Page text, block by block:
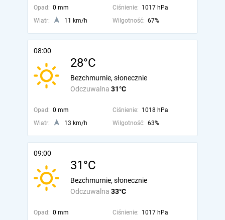
Opad: 0 mm Ciśnienie: 1017 hPa
Wiatr:
11 km/h Wilgotność: 67%
08:00
28°C
Odczuwalna 31°C
Bezchmurnie, słonecznie
Opad: 0 mm Ciśnienie: 1018 hPa
Wiatr:
13 km/h Wilgotność: 63%
09:00
31°C
Odczuwalna 33°C
Bezchmurnie, słonecznie
Opad: 0 mm Ciśnienie: 1017 hPa